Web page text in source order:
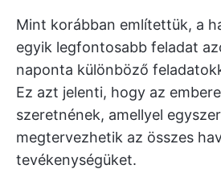
Mint korábban említettük, a
egyik legfontosabb feladat
naponta különböző
Ez azt jelenti, hogy az
szeretnének, amellyel
megtervezhetik az összes
tevékenységüket.